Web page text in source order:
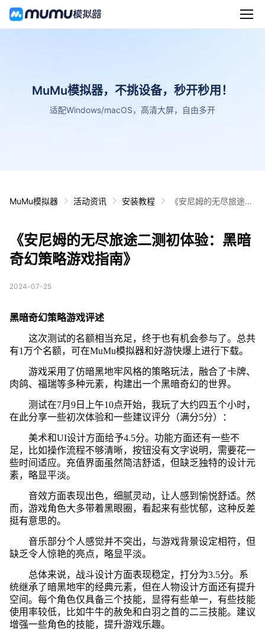
MuMu模拟器，不挑设备，秒开秒用！
适配Windows/macOS，高清大屏，自由多开
MuMu模拟器 活动资讯 安装教程
《安尼姆的无尽旅途二
《安尼姆的无尽旅途二测初体验：黑暗
奇幻策略游戏指南》
2024-07-25
黑暗奇幻策略游戏评述
这次测试的名额相当充足，终于也有机会参与了。总共
有1万个名额，可在MuMu模拟器和好游快爆上进行下载。
游戏采用了仿暗黑地牢风格的策略玩法，融合了卡牌、
肉鸽、福瑞等多种元素，构建出一个黑暗奇幻的世界。
测试在7月9日上午10点开始，我玩了大约四五个小时，
在此分享一些初次体验和一些建议评分（满分5分）：
美术和UI设计方面给予4.5分。功能方面还有一些不
足，比如操作流程不够清晰，按钮没有文字说明，需要花一
些时间适应。充值界面虽然简洁舒适，但缺乏独特的设计元
素，略显平淡。
音效方面表现出色，细腻灵动，让人感到愉悦舒适。然
而，游戏角色大多带着黑眼圈，看起来有些忧郁，这种反差
挺有意思的。
音乐部分个人感觉并不突出，与游戏背景设定相符，但
缺乏令人惊艳的亮点，略显平淡。
总体来说，战斗设计方面表现稳定，打分为3.5分。系
统继承了暗黑地牢的经典元素，但在人物设计方面还有提升
空间。每个角色仅具备三个技能，显得有些单一，有些技能
使用率较低，比如牛牛的赦免和白羽之首的二三技能。建议
增强一些角色的技能，提升游戏乐趣。